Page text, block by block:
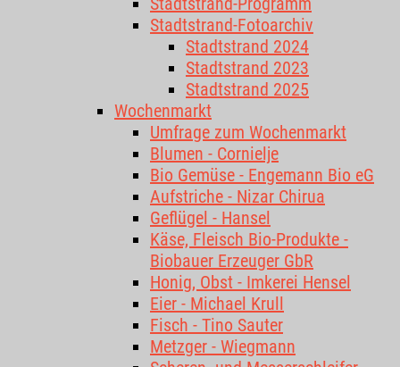
Stadtstrand-Fotoarchiv
Stadtstrand 2024
Stadtstrand 2023
Stadtstrand 2025
Wochenmarkt
Umfrage zum Wochenmarkt
Blumen - Cornielje
Bio Gemüse - Engemann Bio eG
Aufstriche - Nizar Chirua
Geflügel - Hansel
Käse, Fleisch Bio-Produkte -
Biobauer Erzeuger GbR
Honig, Obst - Imkerei Hensel
Eier - Michael Krull
Fisch - Tino Sauter
Metzger - Wiegmann